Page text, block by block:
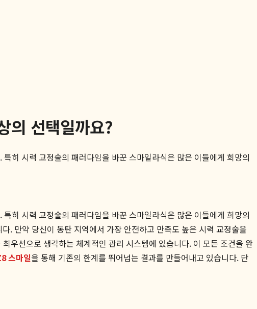
의 선택일까요?
히 시력 교정술의 패러다임을 바꾼 스마일라식은 많은 이들에게 희망의
히 시력 교정술의 패러다임을 바꾼 스마일라식은 많은 이들에게 희망의
. 만약 당신이 동탄 지역에서 가장 안전하고 만족도 높은 시력 교정술을
우선으로 생각하는 체계적인 관리 시스템에 있습니다. 이 모든 조건을 완
스마일을 통해 기존의 한계를 뛰어넘는 결과를 만들어내고 있습니다. 단